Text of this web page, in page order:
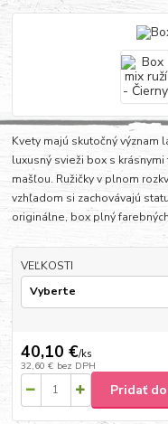
Kvety majú skutočný
luxusný svieži box s
mašľou. Ružičky v plnom
vzhľadom si zachovávajú
originálne, box plný
VEĽKOSTI
40,10 €/ks
32,60 € bez DPH
Pridať